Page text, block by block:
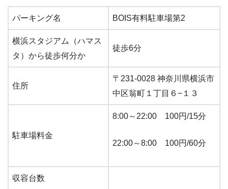
パーキング名 BOIS有料駐車場第2
横浜スタジアム（ハマス
タ）から徒歩何分か
徒歩6分
住所
〒231-0028 神奈川県横浜市
中区翁町１丁目６−１３
駐車場料金
8:00～22:00 100円/15分
22:00～8:00 100円/60分
収容台数